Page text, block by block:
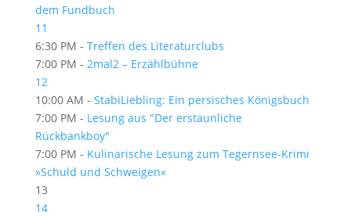
dem Fundbuch
11
6:30 PM - Treffen des Literaturclubs
7:00 PM - 2mal2 – Erzählbühne
12
10:00 AM - StabiLiebling: Ein persisches Königsbuch
7:00 PM - Lesung aus "Der erstaunliche
Rückbankboy"
7:00 PM - Kulinarische Lesung zum Tegernsee-Krimi
»Schuld und Schweigen«
13
14